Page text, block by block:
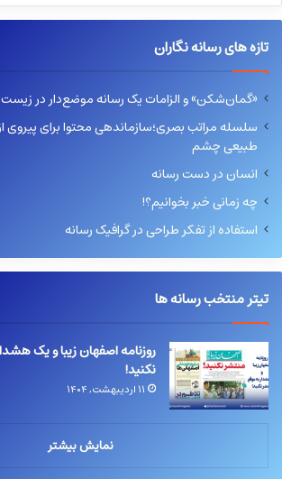
تازه های رسانه نگاران
«گمان‌شکن» و الزامات یک رسانه موضع‌دار در
سلسله مراتب بصری؛سازماندهی محتوا برای پیروی
طبیعی چشم
انسان در دست رسانه
چه زمانی خبر بخوانیم؟!
استفاده از تفکر طراحی در گرافیک رسانه
تیتر منتخب رسانه ها
روزنامه اصفهان زیبا و یک
نکنید!
۱۱ اردیبهشت, ۱۴۰۴
نمایش بیشتر